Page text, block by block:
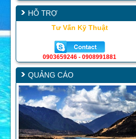
HỖ TRỢ
Tư Vấn Kỹ Thuật
0903659246 - 0908991881
QUẢNG CÁO